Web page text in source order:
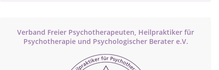
Verband Freier Psychotherapeuten, Heilpraktiker für
Psychotherapie und Psychologischer Berater e.V.